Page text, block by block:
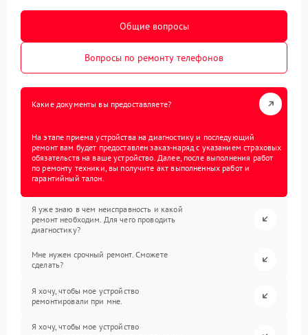
Общие вопросы
Вопросы по ремонту телефонов
Какие документы вы предоставляете?
На этапе приема устройства на диагностику и последующий
ремонт вам будет предоставлен заказ-наряд с указанием страховых
обязательств на ваше устройство. Далее, после выполнения работ
по ремонту техники, вы получите акт выполненных работ и
гарантийный талон.
Я уже знаю в чем неисправность и какой
ремонт необходим. Для чего проводить
диагностику?
Мне нужен срочный ремонт. Сможете
сделать?
Я хочу, чтобы мое устройство
ремонтировали при мне.
Я хочу, чтобы мое устройство